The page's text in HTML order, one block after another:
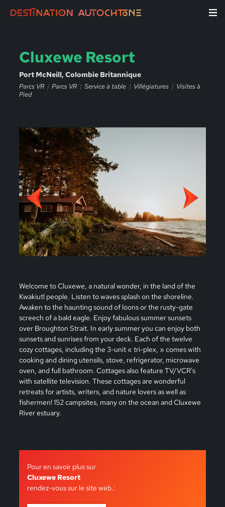
Cluxewe Resort
Port McNeill, Colombie Britannique
Parcs VR Parcs VR Service à table Villégiatures
Visites à
Pied
Welcome to Cluxewe, a natural wonder, in the land of the
Kwakiutl people. Listen to waves splash on the shoreline.
Awaken to the haunting sound of loons or the rusty-gate
screech of a bald eagle. Enjoy fabulous summer sunsets
over Broughton Strait. In early summer you can enjoy both
sunsets and sunrises from your deck. Each of the twelve
cozy cottages, including the 3-unit « tri-plex, » comes with
cooking and dining utensils, stove, refrigerator, microwave
oven, and full bathroom. Cottages also feature TV/VCR’s
with satellite television. These cottages are wonderful
retreats for artists, writers, and nature lovers as well as
fishermen! 152 campsites, many on the ocean and Cluxewe
River estuary.
Pour en savoir plus sur
Cluxewe Resort
rendez-vous sur le site web.: